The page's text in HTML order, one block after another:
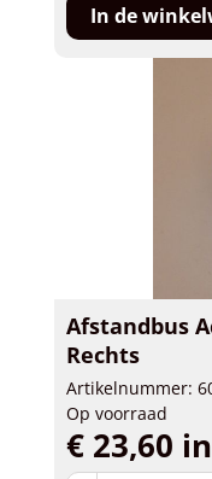
In de
Afstandbus
Rechts
Artikelnummer:
Op voorraad
€ 23,60